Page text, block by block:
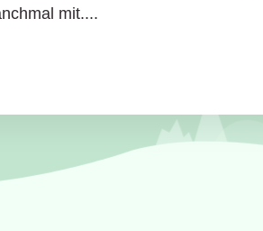
mit....